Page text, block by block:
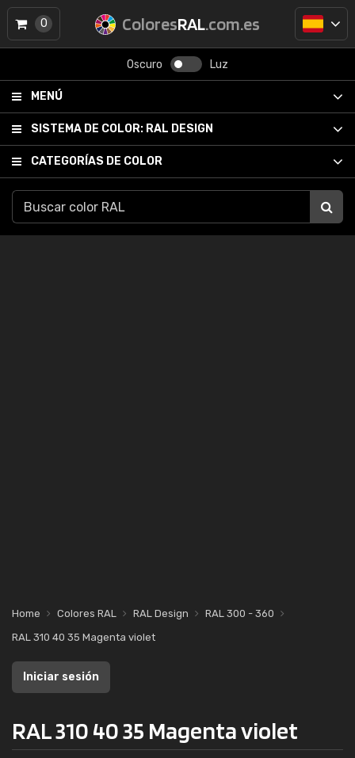
ColoresRAL.com.es
Oscuro Luz
MENÚ
SISTEMA DE COLOR: RAL DESIGN
CATEGORÍAS DE COLOR
0
Home Colores RAL RAL Design
RAL 300 - 360
RAL 310 40 35 Magenta violet
Iniciar sesión
RAL 310 40 35 Magenta violet